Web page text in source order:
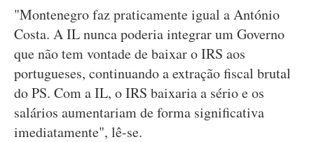
"Montenegro faz praticamente igual a António
Costa. A IL nunca poderia integrar um Governo
que não tem vontade de baixar o IRS aos
portugueses, continuando a extração fiscal brutal
do PS. Com a IL, o IRS baixaria a sério e os
salários aumentariam de forma significativa
imediatamente", lê-se.